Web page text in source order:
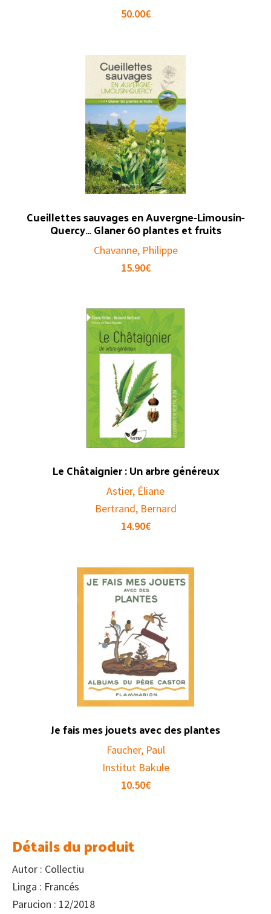
50.00€
Cueillettes sauvages en Auvergne-Limousin-
Quercy… Glaner 60 plantes et fruits
Chavanne, Philippe
15.90€
Le Châtaignier : Un arbre généreux
Astier, Éliane
Bertrand, Bernard
14.90€
Je fais mes jouets avec des plantes
Faucher, Paul
Institut Bakule
10.50€
Détails du produit
Autor : Collectiu
Linga : Francés
Parucion : 12/2018